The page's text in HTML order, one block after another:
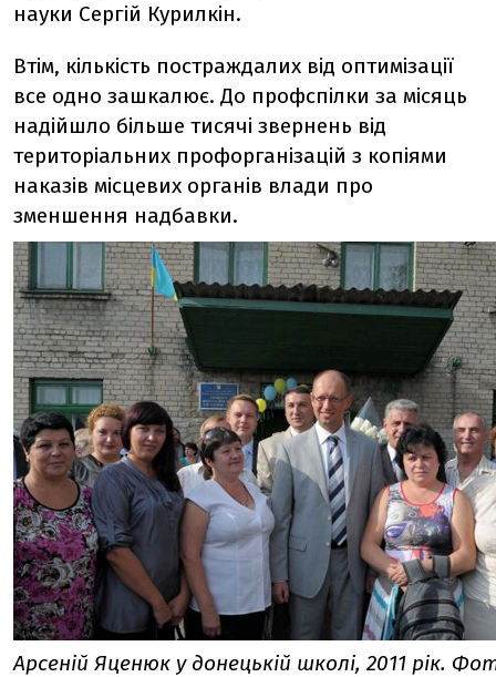
науки Сергій Курилкін.
Втім, кількість постраждалих від оптимізації
все одно зашкалює. До профспілки за місяць
надійшло більше тисячі звернень від
територіальних профорганізацій з копіями
наказів місцевих органів влади про
зменшення надбавки.
Арсеній Яценюк у донецькій школі, 2011 рік.